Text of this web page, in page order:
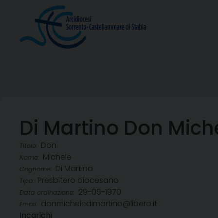
Di Martino Don
Titolo: Don
Nome: Michele
Cognome: Di Martino
Tipo: Presbitero diocesano
Data ordinazione: 29-06-1970
Email:
donmicheledimartino@libero.it
Incarichi